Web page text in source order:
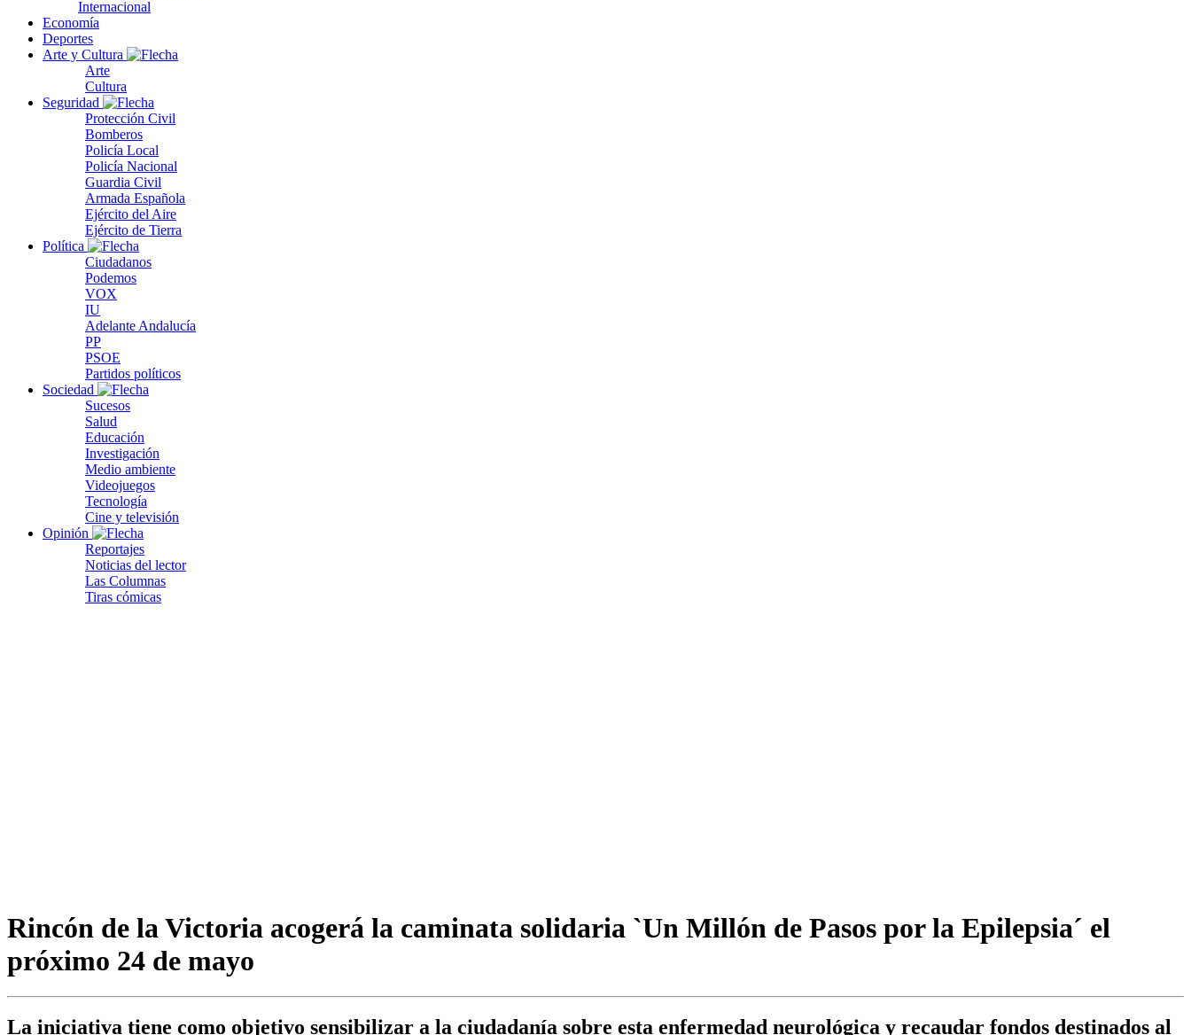
Internacional
Economía
Deportes
Arte y Cultura
Arte
Cultura
Seguridad
Protección Civil
Bomberos
Policía Local
Policía Nacional
Guardia Civil
Armada Española
Ejército del Aire
Ejército de Tierra
Política
Ciudadanos
Podemos
VOX
IU
Adelante Andalucía
PP
PSOE
Partidos políticos
Sociedad
Sucesos
Salud
Educación
Investigación
Medio ambiente
Videojuegos
Tecnología
Cine y televisión
Opinión
Reportajes
Noticias del lector
Las Columnas
Tiras cómicas
Rincón de la Victoria acogerá la caminata solidaria `Un Millón de Pasos por la Epilepsia´ el
próximo 24 de mayo
La iniciativa tiene como objetivo sensibilizar a la ciudadanía sobre esta enfermedad neurológica y recaudar fondos destinados al